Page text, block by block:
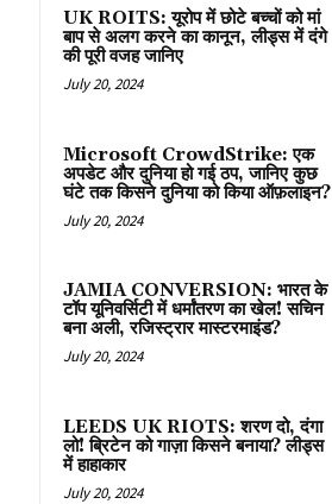
UK ROITS: यूरोप में छोटे बच्चों को मां
बाप से अलग करने का कानून, लीड्स में दंगे
की पूरी वजह जानिए
July 20, 2024
Microsoft CrowdStrike: एक
अपडेट और दुनिया हो गई ठप, जानिए कुछ
घंटे तक किसने दुनिया को किया ऑफ़लाइन?
July 20, 2024
JAMIA CONVERSION: भारत के
टॉप यूनिवर्सिटी में धर्मांतरण का खेल! सचिन
बना अली, रजिस्ट्रार मास्टरमाइंड?
July 20, 2024
LEEDS UK RIOTS: शरण दो, दंगा
लो! ब्रिटेन को गाज़ा किसने बनाया? लीड्स
में हाहाकार
July 20, 2024